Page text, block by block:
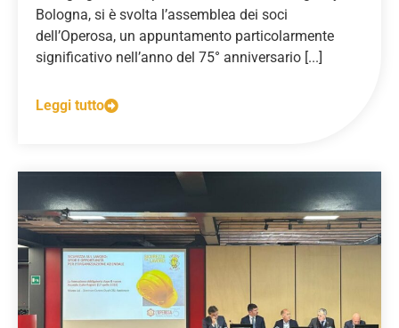
Bologna, si è svolta l’assemblea dei soci
dell’Operosa, un appuntamento particolarmente
significativo nell’anno del 75° anniversario [...]
Leggi tutto